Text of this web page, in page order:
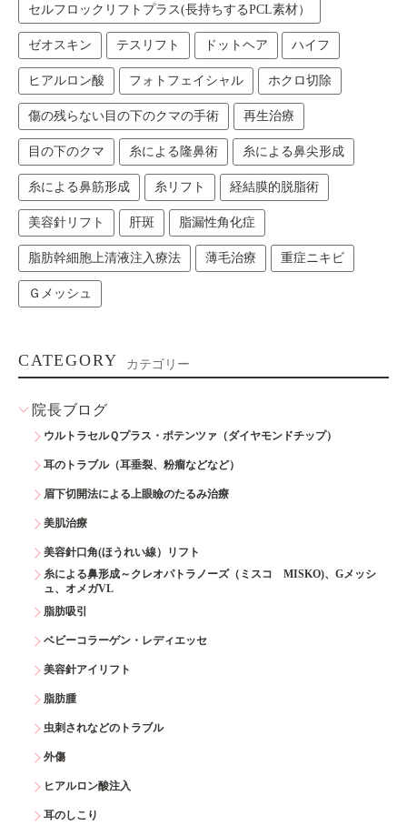
セルフロックリフトプラス(長持ちするPCL素材）
ゼオスキン テスリフト ドットヘア ハイフ
ヒアルロン酸 フォトフェイシャル ホクロ切除
傷の残らない目の下のクマの手術 再生治療
目の下のクマ 糸による隆鼻術 糸による鼻尖形成
糸による鼻筋形成 糸リフト 経結膜的脱脂術
美容針リフト 肝斑 脂漏性角化症
脂肪幹細胞上清液注入療法 薄毛治療 重症ニキビ
Ｇメッシュ
CATEGORY カテゴリー
院長ブログ
ウルトラセルＱプラス・ポテンツァ（ダイヤモンドチップ）
耳のトラブル（耳垂裂、粉瘤などなど）
眉下切開法による上眼瞼のたるみ治療
美肌治療
美容針口角(ほうれい線）リフト
糸による鼻形成～クレオパトラノーズ（ミスコ MISKO)、Gメッシ
ュ、オメガVL
脂肪吸引
ベビーコラーゲン・レディエッセ
美容針アイリフト
脂肪腫
虫刺されなどのトラブル
外傷
ヒアルロン酸注入
耳のしこり